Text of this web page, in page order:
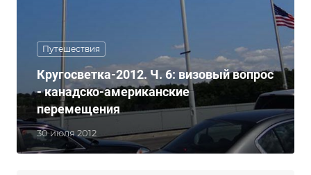
Путешествия
30 июля 2012
Кругосветка-2012. Ч. 6: визовый вопрос
- канадско-американские
перемещения